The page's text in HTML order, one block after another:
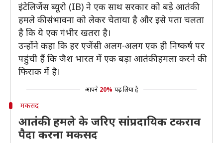
इंटेलिजेंस ब्यूरो (IB) ने एक साथ सरकार को बड़े आतंकी
हमले की संभावना को लेकर चेताया है और इसे पता चलता
है कि ये एक गंभीर खतरा है।
उन्होंने कहा कि हर एजेंसी अलग-अलग एक ही निष्कर्ष पर
पहुंची हैं कि जैश भारत में एक बड़ा आतंकी हमला करने की
फिराक में है।
आपने 20% पढ़ लिया है
मकसद
आतंकी हमले के जरिए सांप्रदायिक टकराव
पैदा करना मकसद